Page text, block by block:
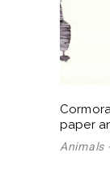
paper
Animals